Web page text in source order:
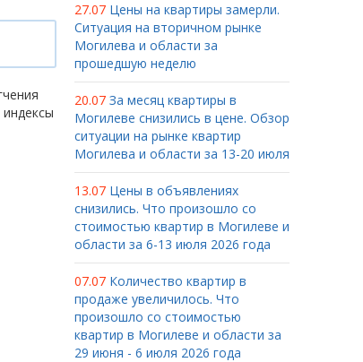
27.07 Цены на квартиры замерли.
Ситуация на вторичном рынке
Могилева и области за
прошедшую неделю
20.07 За месяц квартиры в
Могилеве снизились в цене. Обзор
ситуации на рынке квартир
Могилева и области за 13-20 июля
13.07 Цены в объявлениях
снизились. Что произошло со
стоимостью квартир в Могилеве и
области за 6-13 июля 2026 года
07.07 Количество квартир в
продаже увеличилось. Что
произошло со стоимостью
квартир в Могилеве и области за
29 июня - 6 июля 2026 года